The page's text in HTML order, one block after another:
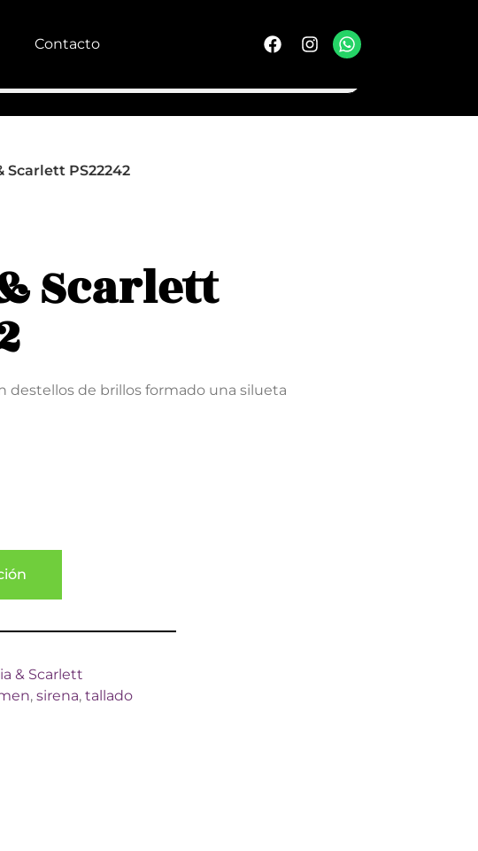
Contacto
Scarlett PS22242
Scarlett
destellos de brillos formado una silueta
& Scarlett
, sirena, tallado